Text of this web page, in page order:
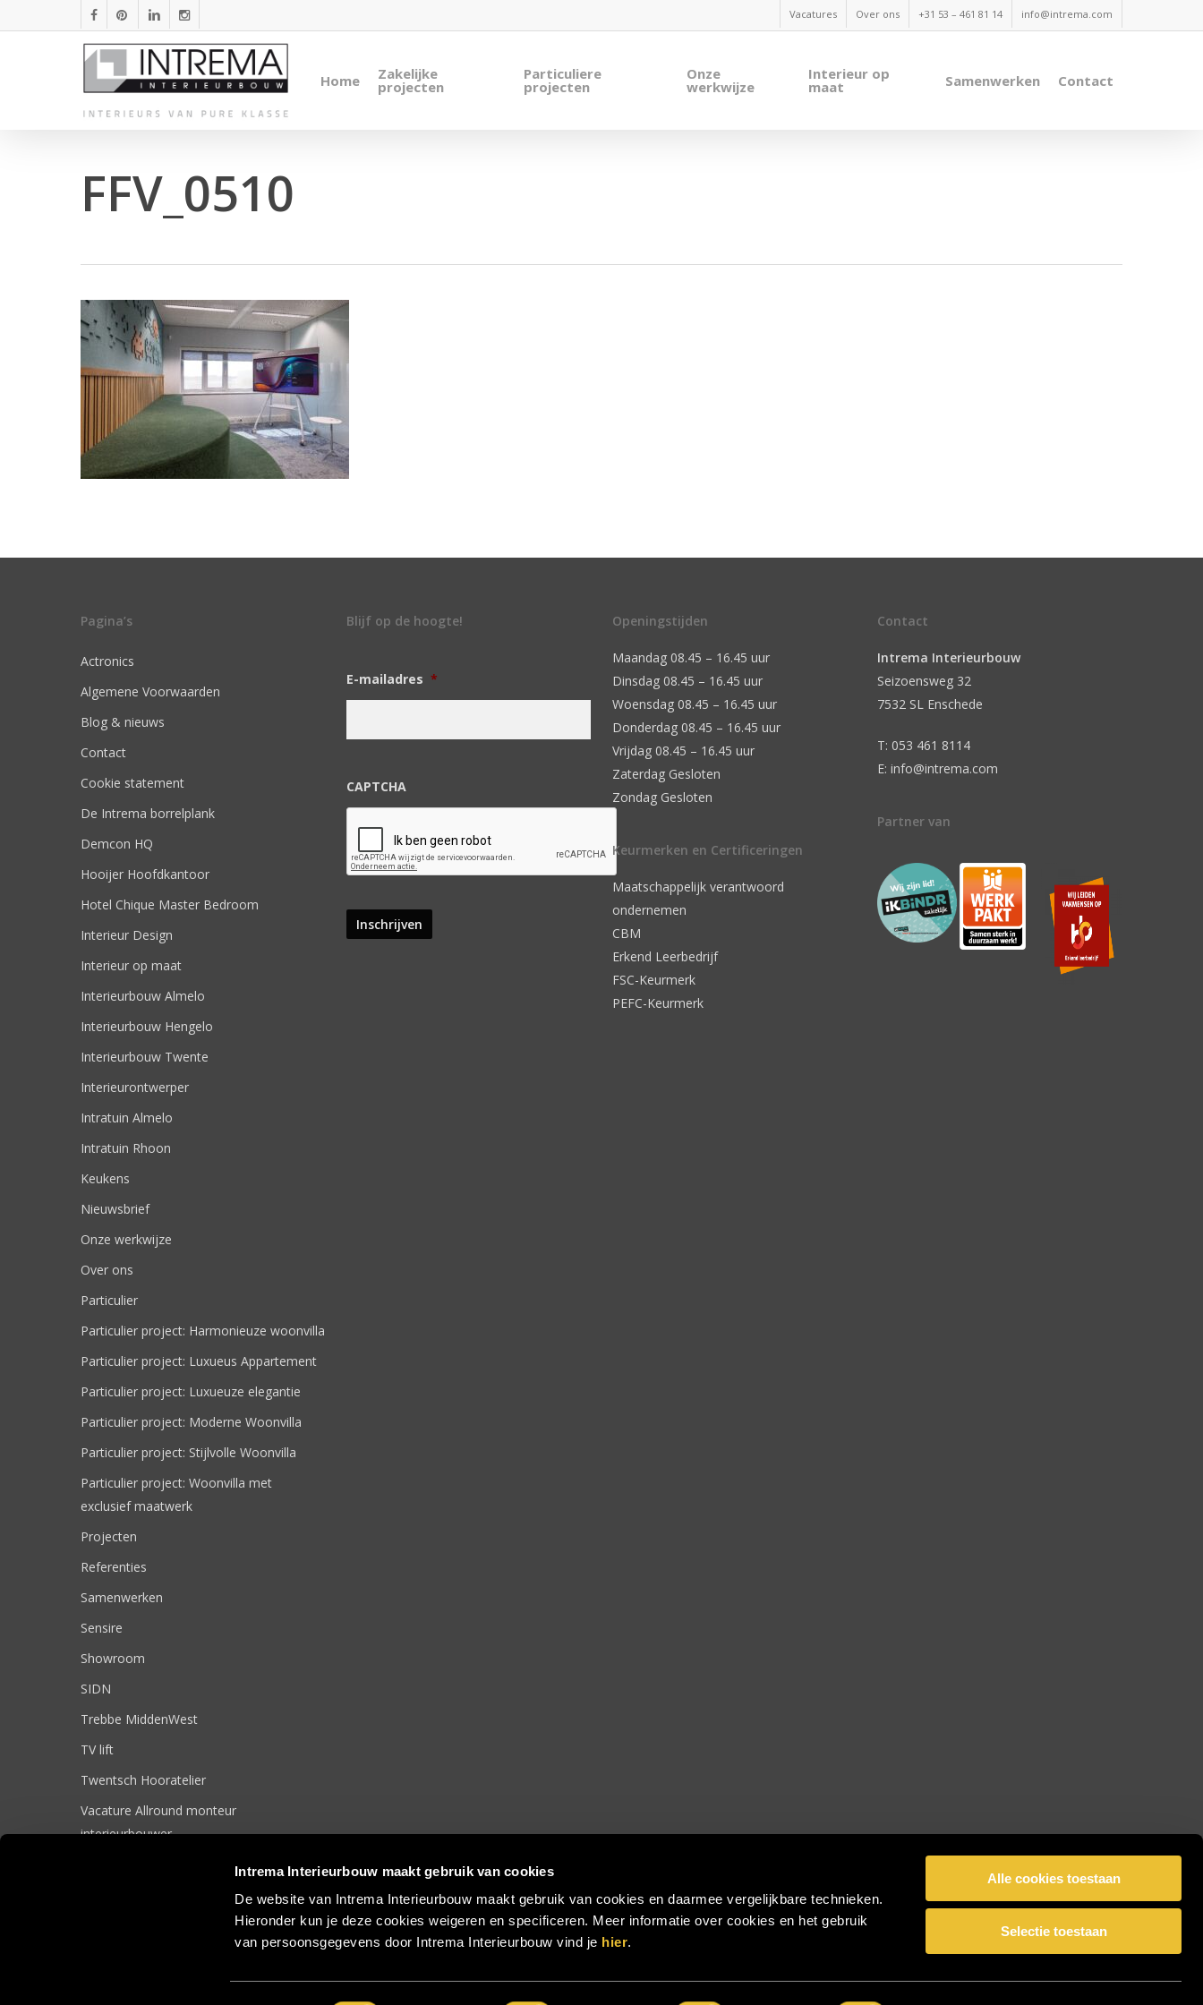
Intrema Interieurbouw maakt gebruik van cookies
De website van Intrema Interieurbouw maakt gebruik van cookies en daarmee vergelijkbare technieken.
Hieronder kun je deze cookies weigeren en specificeren. Meer informatie over cookies en het gebruik
van persoonsgegevens door Intrema Interieurbouw vind je hier.
Alle cookies toestaan
Selectie toestaan
to
facebookpinterestlinkedininstagram Vacatures Over ons +31 53 – 461 81 14 info@intrema.com
Home Zakelijke
projecten
Particuliere
projecten
Onze
werkwijze
Interieur op
maat Samenwerken Contact
FFV_0510
Pagina’s
Actronics
Algemene Voorwaarden
Blog & nieuws
Contact
Cookie statement
De Intrema borrelplank
Demcon HQ
Hooijer Hoofdkantoor
Hotel Chique Master Bedroom
Interieur Design
Interieur op maat
Interieurbouw Almelo
Interieurbouw Hengelo
Interieurbouw Twente
Interieurontwerper
Intratuin Almelo
Intratuin Rhoon
Keukens
Nieuwsbrief
Onze werkwijze
Over ons
Particulier
Particulier project: Harmonieuze woonvilla
Particulier project: Luxueus Appartement
Particulier project: Luxueuze elegantie
Particulier project: Moderne Woonvilla
Particulier project: Stijlvolle Woonvilla
Particulier project: Woonvilla met
exclusief maatwerk
Projecten
Referenties
Samenwerken
Sensire
Showroom
SIDN
Trebbe MiddenWest
TV lift
Twentsch Hooratelier
Vacature Allround monteur
interieurbouwer
Blijf op de hoogte!
E-mailadres *
CAPTCHA
Openingstijden
Maandag 08.45 – 16.45 uur
Dinsdag 08.45 – 16.45 uur
Woensdag 08.45 – 16.45 uur
Donderdag 08.45 – 16.45 uur
Vrijdag 08.45 – 16.45 uur
Zaterdag Gesloten
Zondag Gesloten
Keurmerken en Certificeringen
Maatschappelijk verantwoord
ondernemen
CBM
Erkend Leerbedrijf
FSC-Keurmerk
PEFC-Keurmerk
Contact
Intrema Interieurbouw
Seizoensweg 32
7532 SL Enschede
T: 053 461 8114
E: info@intrema.com
Partner van
facebookpinterestlinkedininstagram